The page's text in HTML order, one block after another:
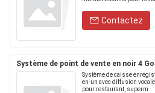
Contactez
Système de point de vente en noir 4
Système de caisse
en-un avec diffusion
pour restaurant, superm